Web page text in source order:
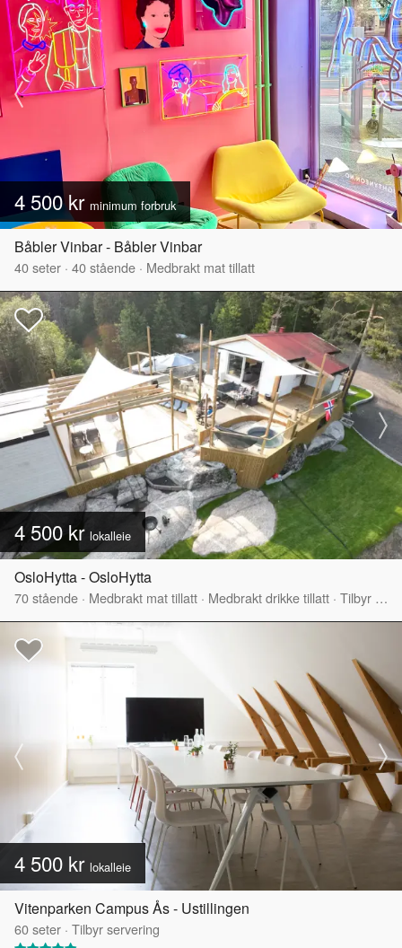
4 500 kr minimum forbruk
Båbler Vinbar - Båbler Vinbar
40seter · 40stående · Medbrakt mat tillatt
4 500 kr lokalleie
OsloHytta - OsloHytta
70stående · Medbrakt mat tillatt · Medbrakt drikke tillatt · Tilbyr servering
4 500 kr lokalleie
Vitenparken Campus Ås - Ustillingen
60seter · Tilbyr servering